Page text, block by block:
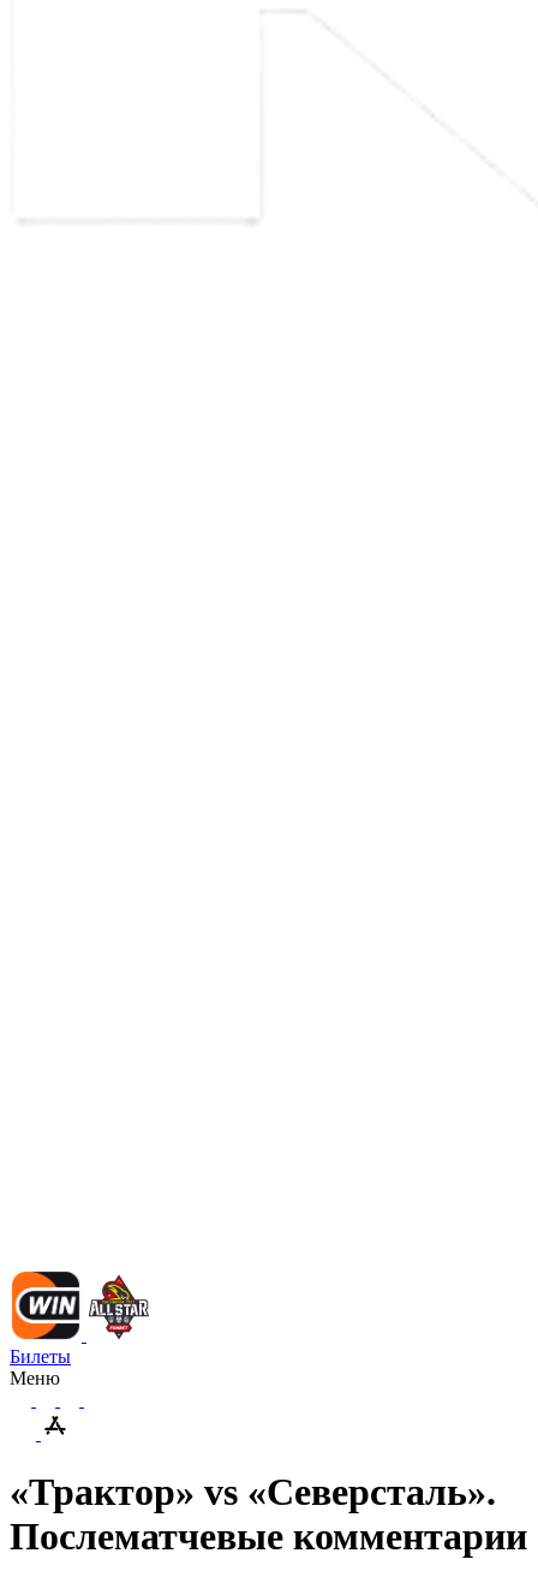
Билеты
Меню
«Трактор» vs «Северсталь».
Послематчевые комментарии